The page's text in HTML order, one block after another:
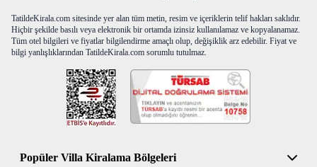
TatildeKirala.com sitesinde yer alan tüm metin, resim ve içeriklerin telif hakları saklıdır.
Hiçbir şekilde basılı veya elektronik bir ortamda izinsiz kullanılamaz ve kopyalanamaz.
Tüm otel bilgileri ve fiyatlar bilgilendirme amaçlı olup, değişiklik arz edebilir. Fiyat ve
bilgi yanlışlıklarından TatildeKirala.com sorumlu tutulmaz.
Popüler Villa Kiralama Bölgeleri